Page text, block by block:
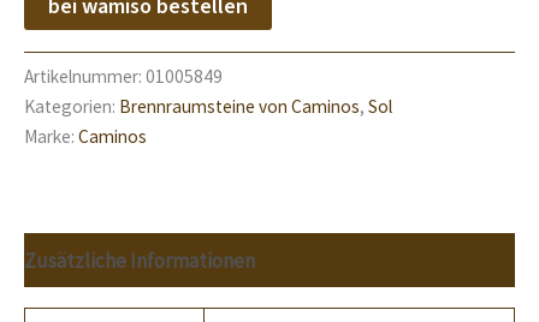
bei wamiso bestellen
Artikelnummer: 01005849
Kategorien: Brennraumsteine von Caminos, Sol
Marke: Caminos
Zusätzliche Informationen